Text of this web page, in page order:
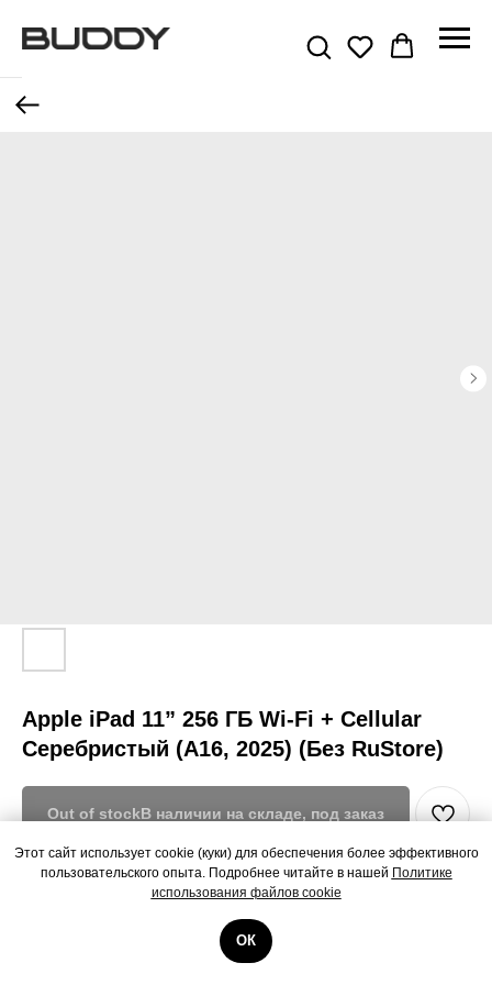
Этот сайт использует cookie (куки) для обеспечения более эффективного
пользовательского опыта. Подробнее читайте в нашей Политике
использования файлов cookie
ОК
Назад
Apple iPad 11” 256 ГБ Wi-Fi + Cellular
Серебристый (A16, 2025) (Без RuStore)
Out of stock
Apple iPad 11” 256 ГБ Wi-Fi + Cellular Серебристый (A16, 2025) (Без